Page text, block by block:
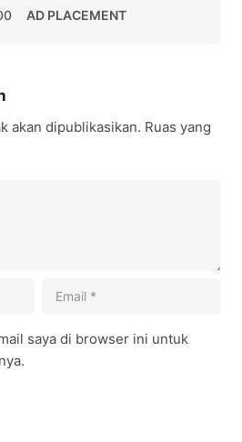
AD PLACEMENT
akan dipublikasikan. Ruas yang
saya di browser ini untuk